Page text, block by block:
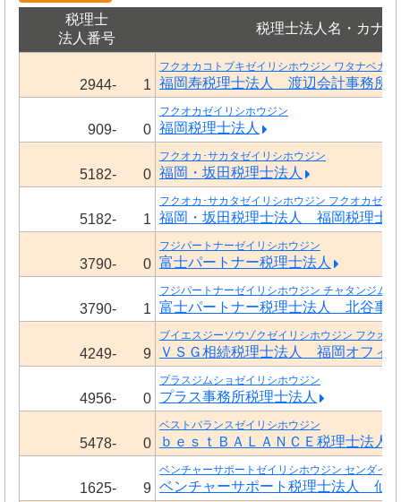
税理士
法人番号
税理士法人名・カナ
2944- 1
フクオカコトブキゼイリシホウジン ワタナベカイ
福岡寿税理士法人 渡辺会計事務所
909- 0
フクオカゼイリシホウジン
福岡税理士法人
5182- 0
フクオカ･サカタゼイリシホウジン
福岡・坂田税理士法人
5182- 1
フクオカ･サカタゼイリシホウジン フクオカゼイ
福岡・坂田税理士法人 福岡税理士
3790- 0
フジパートナーゼイリシホウジン
富士パートナー税理士法人
3790- 1
フジパートナーゼイリシホウジン チャタンジムシ
富士パートナー税理士法人 北谷事
4249- 9
ブイエスジーソウゾクゼイリシホウジン フクオカ
ＶＳＧ相続税理士法人 福岡オフィ
4956- 0
プラスジムショゼイリシホウジン
プラス事務所税理士法人
5478- 0
ベストバランスゼイリシホウジン
ｂｅｓｔＢＡＬＡＮＣＥ税理士法人
1625- 9
ベンチャーサポートゼイリシホウジン センダイオ
ベンチャーサポート税理士法人 仙